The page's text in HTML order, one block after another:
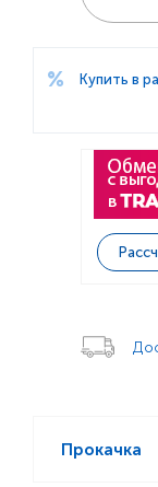
Купить в
Прокачка